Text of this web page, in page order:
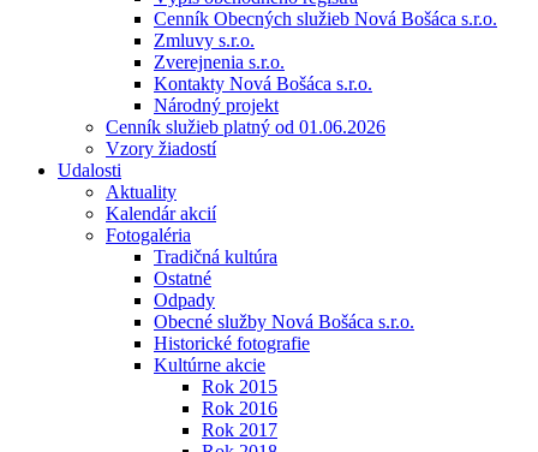
Cenník Obecných služieb Nová Bošáca s.r.o.
Zmluvy s.r.o.
Zverejnenia s.r.o.
Kontakty Nová Bošáca s.r.o.
Národný projekt
Cenník služieb platný od 01.06.2026
Vzory žiadostí
Udalosti
Aktuality
Kalendár akcií
Fotogaléria
Tradičná kultúra
Ostatné
Odpady
Obecné služby Nová Bošáca s.r.o.
Historické fotografie
Kultúrne akcie
Rok 2015
Rok 2016
Rok 2017